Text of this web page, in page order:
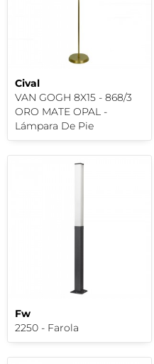
Cival
VAN GOGH 8X15 - 868/3
ORO MATE OPAL -
Lámpara De Pie
Fw
2250 - Farola